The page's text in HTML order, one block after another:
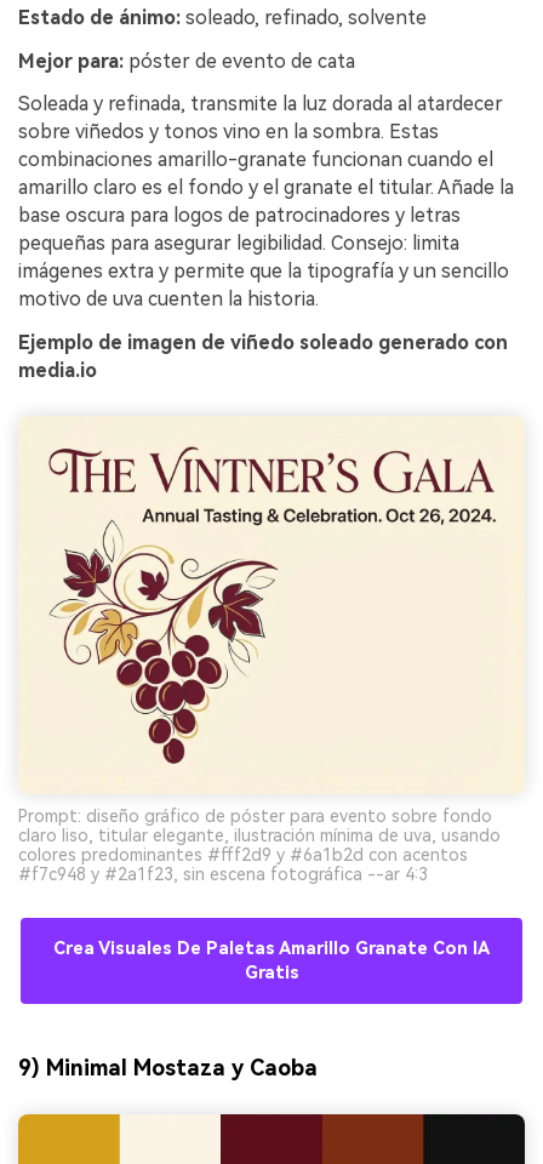
Estado de ánimo: soleado, refinado, solvente
Mejor para: póster de evento de cata
Soleada y refinada, transmite la luz dorada al atardecer
sobre viñedos y tonos vino en la sombra. Estas
combinaciones amarillo-granate funcionan cuando el
amarillo claro es el fondo y el granate el titular. Añade la
base oscura para logos de patrocinadores y letras
pequeñas para asegurar legibilidad. Consejo: limita
imágenes extra y permite que la tipografía y un sencillo
motivo de uva cuenten la historia.
Ejemplo de imagen de viñedo soleado generado con
media.io
Prompt: diseño gráfico de póster para evento sobre fondo
claro liso, titular elegante, ilustración mínima de uva, usando
colores predominantes #fff2d9 y #6a1b2d con acentos
#f7c948 y #2a1f23, sin escena fotográfica --ar 4:3
Crea Visuales De Paletas Amarillo Granate Con IA
Gratis
9) Minimal Mostaza y Caoba